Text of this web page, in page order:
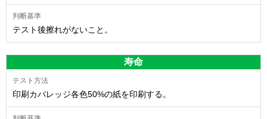
テスト後擦れがないこと。
寿命
印刷カバレッジ各色50%の紙を印刷する。